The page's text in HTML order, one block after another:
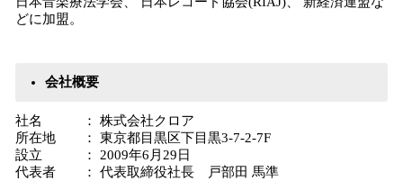
どに加盟。
会社概要
社名 ： 株式会社クロア
所在地 ： 東京都目黒区下目黒3-7-2-7F
設立 ： 2009年6月29日
代表者 ： 代表取締役社長 戸部田 馬準